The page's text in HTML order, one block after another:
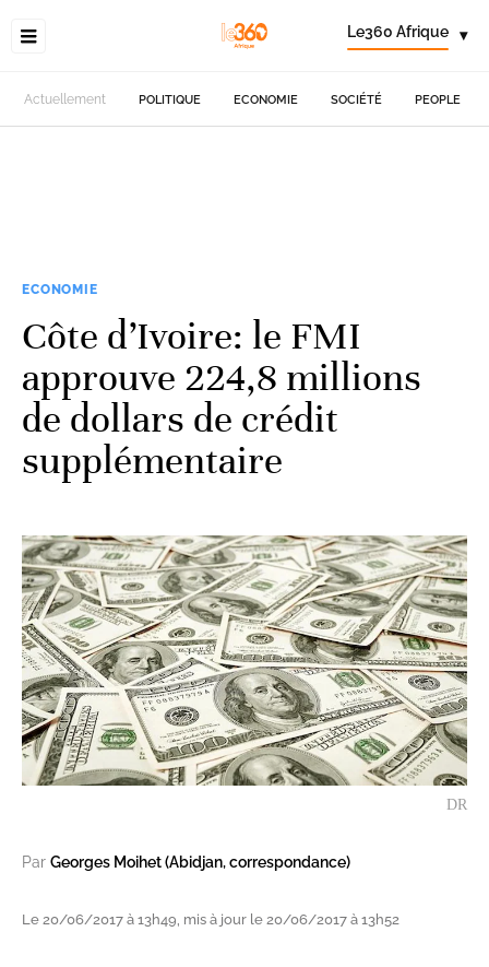
Le360 Afrique ▾
Actuellement POLITIQUE ECONOMIE SOCIÉTÉ PEOPLE
ECONOMIE
Côte d’Ivoire: le FMI
approuve 224,8 millions
de dollars de crédit
supplémentaire
DR
Par Georges Moihet (Abidjan, correspondance)
Le 20/06/2017 à 13h49, mis à jour le 20/06/2017 à 13h52